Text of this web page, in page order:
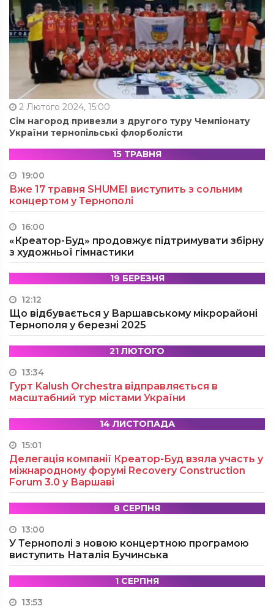
2 Лютого 2024, 15:00
Сім нагород привезли з другого туру Чемпіонату
України тернопільські флорболісти
15 ТРАВНЯ
19:00
Вже 17 травня SHUMEI виступить з сольним
концертом у Тернополі
16:00
«Креатор-Буд» продовжує підтримувати збірну
з художньої гімнастики
19 БЕРЕЗНЯ
12:12
Що відбувається у Варшавському мікрорайоні
Тернополя у березні 2025
21 ЛЮТОГО
13:34
Гурт Kalush Orchestra відправляється в
масштабний тур містами України
14 ЛИСТОПАДА
15:01
Делегація компанії Креатор-Буд взяла участь у
міжнародному форумі Recovery Construction
Forum 3.0 у Варшаві
8 СЕРПНЯ
13:00
У Тернополі з новою концертною програмою
виступить Наталія Бучинська
1 СЕРПНЯ
13:53